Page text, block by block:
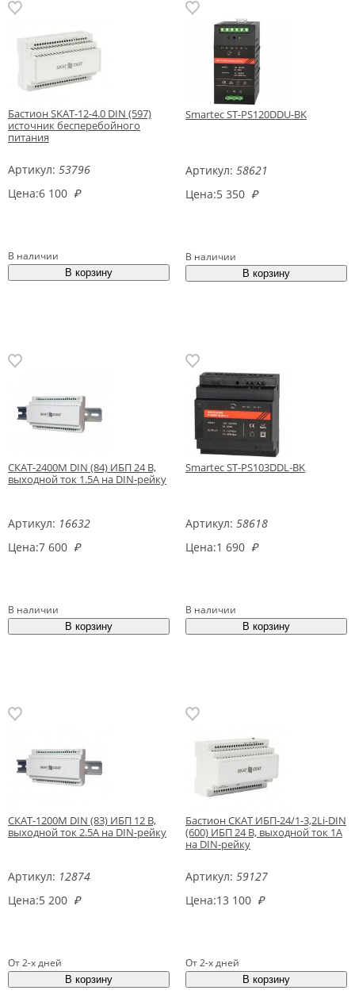
Бастион SKAT-12-4.0 DIN (597)
источник бесперебойного
питания
Артикул: 53796
Цена:6 100 ₽
В наличии
Smartec ST-PS120DDU-BK
Артикул: 58621
Цена:5 350 ₽
В наличии
СКАТ-2400М DIN (84) ИБП 24 В,
выходной ток 1.5А на DIN-рейку
Артикул: 16632
Цена:7 600 ₽
В наличии
Smartec ST-PS103DDL-BK
Артикул: 58618
Цена:1 690 ₽
В наличии
СКАТ-1200М DIN (83) ИБП 12 В,
выходной ток 2.5А на DIN-рейку
Артикул: 12874
Цена:5 200 ₽
От 2-х дней
Бастион СКАТ ИБП-24/1-3,2Li-DIN
(600) ИБП 24 В, выходной ток 1А
на DIN-рейку
Артикул: 59127
Цена:13 100 ₽
От 2-х дней